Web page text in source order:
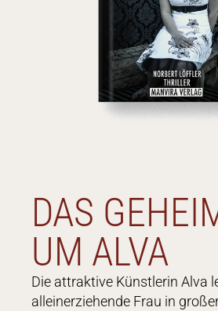
DAS
UM ALVA
Die attraktive Künstlerin Alva
alleinerziehende Frau in